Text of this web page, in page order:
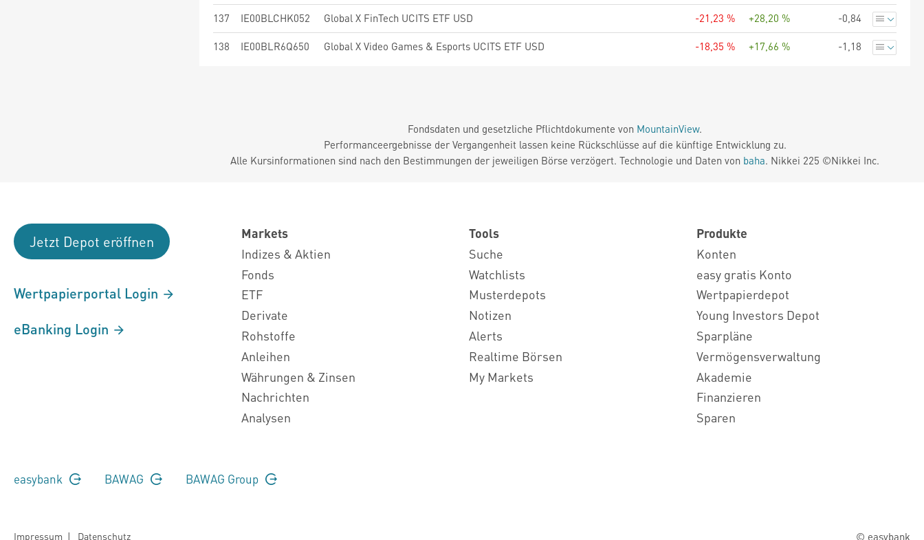
137 IE00BLCHK052 Global X FinTech UCITS ETF USD -21,23 % +28,20 % -0,84
138 IE00BLR6Q650 Global X Video Games & Esports UCITS ETF USD -18,35 % +17,66 % -1,18
Fondsdaten und gesetzliche Pflichtdokumente von MountainView.
Performanceergebnisse der Vergangenheit lassen keine Rückschlüsse auf die künftige Entwicklung zu.
Alle Kursinformationen sind nach den Bestimmungen der jeweiligen Börse verzögert. Technologie und Daten von baha. Nikkei 225 ©Nikkei Inc.
Jetzt Depot eröffnen
Wertpapierportal Login
eBanking Login
Markets
Indizes & Aktien
Fonds
ETF
Derivate
Rohstoffe
Anleihen
Währungen & Zinsen
Nachrichten
Analysen
Tools
Suche
Watchlists
Musterdepots
Notizen
Alerts
Realtime Börsen
My Markets
Produkte
Konten
easy gratis Konto
Wertpapierdepot
Young Investors Depot
Sparpläne
Vermögensverwaltung
Akademie
Finanzieren
Sparen
easybank BAWAG BAWAG Group
Impressum | Datenschutz © easybank